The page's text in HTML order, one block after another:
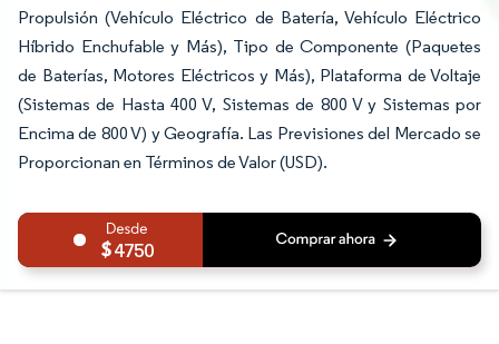
Propulsión (Vehículo Eléctrico de Batería, Vehículo Eléctrico
Híbrido Enchufable y Más), Tipo de Componente (Paquetes
de Baterías, Motores Eléctricos y Más), Plataforma de Voltaje
(Sistemas de Hasta 400 V, Sistemas de 800 V y Sistemas por
Encima de 800 V) y Geografía. Las Previsiones del Mercado se
Proporcionan en Términos de Valor (USD).
4750